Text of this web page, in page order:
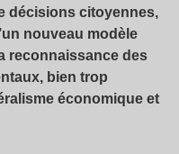
décisions citoyennes,
nouveau modèle
reconnaissance des
bien trop
économique et